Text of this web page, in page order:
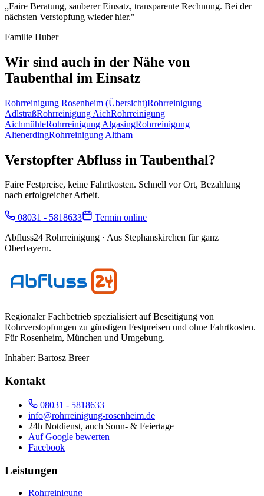
„Faire Beratung, sauberer Einsatz, transparente Rechnung. Bei der
nächsten Verstopfung wieder hier."
Familie Huber
Wir sind auch in der Nähe von
Taubenthal im Einsatz
Rohrreinigung Rosenheim (Übersicht)Rohrreinigung
AdlstraßRohrreinigung AichRohrreinigung
AichmühleRohrreinigung AlgasingRohrreinigung
AltenerdingRohrreinigung Altham
Verstopfter Abfluss in Taubenthal?
Faire Festpreise, keine Fahrtkosten. Schnell vor Ort, Bezahlung
nach erfolgreicher Arbeit.
08031 - 5818633
Termin online
Abfluss24 Rohrreinigung · Aus Stephanskirchen für ganz
Oberbayern.
Regionaler Fachbetrieb spezialisiert auf Beseitigung von
Rohrverstopfungen zu günstigen Festpreisen und ohne Fahrtkosten.
FürRosenheim, München und Umgebung.
Inhaber: Bartosz Breer
Kontakt
08031 - 5818633
info@rohrreinigung-rosenheim.de
24h Notdienst, auch Sonn- & Feiertage
Auf Google bewerten
Facebook
Leistungen
Rohrreinigung